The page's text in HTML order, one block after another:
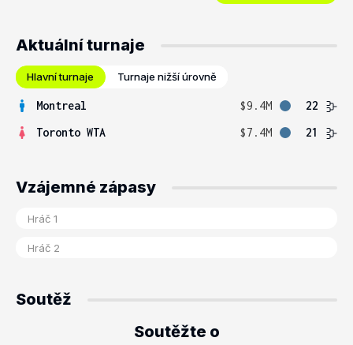
Aktuální turnaje
Hlavní turnaje Turnaje nižší úrovně
Montreal $9.4M
22
Toronto WTA
$7.4M 21
Vzájemné zápasy
Soutěž
Soutěžte o